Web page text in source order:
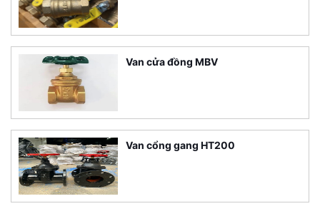
Van cửa đồng MBV
Van cổng gang HT200